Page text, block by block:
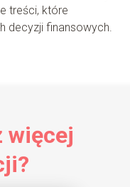
treści, które
decyzji finansowych.
więcej